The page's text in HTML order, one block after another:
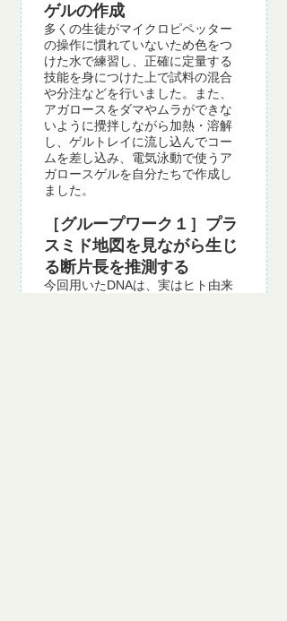
ゲルの作成
多くの生徒がマイクロピペッター
の操作に慣れていないため色をつ
けた水で練習し、正確に定量する
技能を身につけた上で試料の混合
や分注などを行いました。また、
アガロースをダマやムラができな
いように攪拌しながら加熱・溶解
し、ゲルトレイに流し込んでコー
ムを差し込み、電気泳動で使うア
ガロースゲルを自分たちで作成し
ました。
［グループワーク１］プラ
スミド地図を見ながら生じ
る断片長を推測する
今回用いたDNAは、実はヒト由来